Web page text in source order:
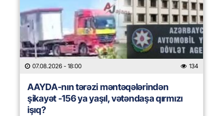
07.08.2026 - 18:00 134
AAYDA-nın tərəzi məntəqələrindən
şikayət -156 ya yaşıl, vətəndaşa qırmızı
işıq?